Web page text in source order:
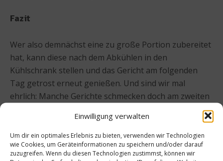
Einwilligung verwalten
Um dir ein optimales Erlebnis zu bieten, verwenden wir Technologien
wie Cookies, um Geräteinformationen zu speichern und/oder darauf
zuzugreifen. Wenn du diesen Technologien zustimmst, können wir
Fazit
Wer also demnächst eine zu große Portion zubereitet
hat, kann diese nach dem Abkühlen in den
Kühlschrank stellen und das Gericht am folgenden
Tag getrost erneut genießen. Und sind wir mal
ehrlich: Manche Gerichte schmecken doch am zweiten
Beitrag teilen